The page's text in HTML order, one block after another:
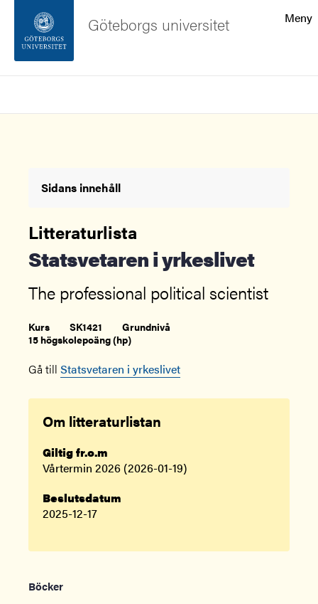
Sidfoten
Meny
Göteborgs universitet
Sidans innehåll
Litteraturlista
Statsvetaren i yrkeslivet
The professional political scientist
Kurs SK1421
Grundnivå
15 högskolepoäng (hp)
Gå till Statsvetaren i yrkeslivet
Om litteraturlistan
Giltig fr.o.m
Vårtermin 2026 (2026-01-19)
Beslutsdatum
2025-12-17
Böcker